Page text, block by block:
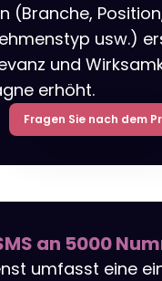
(Branche,
usw.)
und
erhöht.
Fragen Sie nach dem
an 5000
umfasst eine